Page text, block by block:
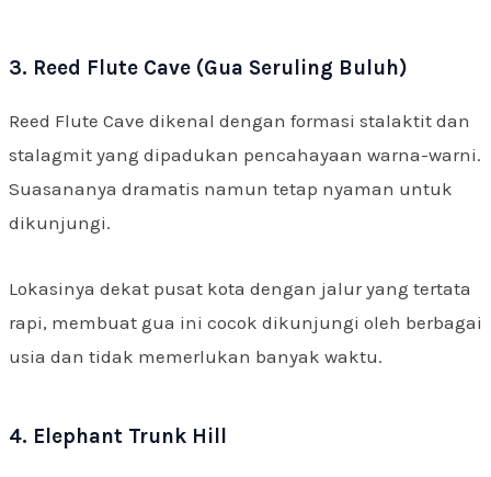
3. Reed Flute Cave (Gua Seruling Buluh)
Reed Flute Cave dikenal dengan formasi stalaktit dan
stalagmit yang dipadukan pencahayaan warna-warni.
Suasananya dramatis namun tetap nyaman untuk
dikunjungi.
Lokasinya dekat pusat kota dengan jalur yang tertata
rapi, membuat gua ini cocok dikunjungi oleh berbagai
usia dan tidak memerlukan banyak waktu.
4. Elephant Trunk Hill